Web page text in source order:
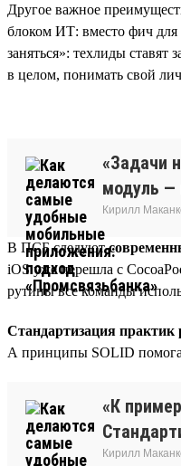
Другое важное
блоком ИТ: вместо фич для
заняться»: техлиды ставят
в целом, понимать свой
«Задачи
модуль —
Кирилл
В ПСБ следуют
iOS уже перешла с
рутины все команды
Стандартизация практик
А принципы SOLID
«К
Кирилл